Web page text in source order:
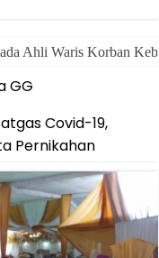
Ahli Waris Korban
Covid-19,
Pernikahan